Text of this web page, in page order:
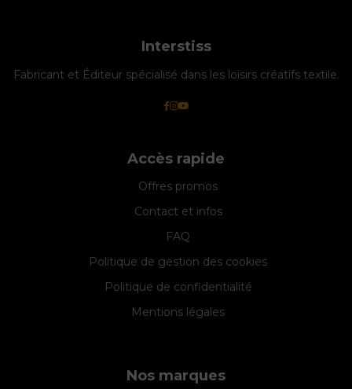
Interstiss
Fabricant et Éditeur spécialisé dans les loisirs créatifs textile.
Accès rapide
Offres promos
Contact et infos
FAQ
Politique de gestion des cookies
Politique de confidentialité
Mentions légales
Nos marques